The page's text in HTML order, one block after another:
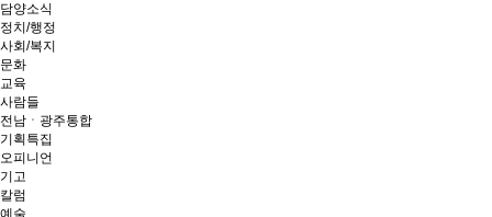
담양소식
정치/행정
사회/복지
문화
교육
사람들
전남ㆍ광주통합
기획특집
오피니언
기고
칼럼